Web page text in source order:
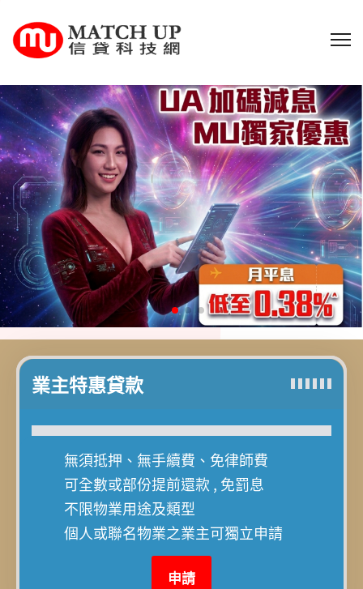
業主特惠貸款
無須抵押、 無手續費、免律師費
可全數或部份提前還款 , 免罰息
不限物業用途及類型
個人或聯名物業之業主可獨立申請
申請
業主特惠貸款
無須抵押、 無手續費、免律師費
可全數或部份提前還款 , 免罰息
不限物業用途及類型
個人或聯名物業之業主可獨立申請
申請